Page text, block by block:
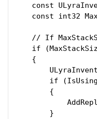
const
const int32
// If
if
    {
if
        {
        }